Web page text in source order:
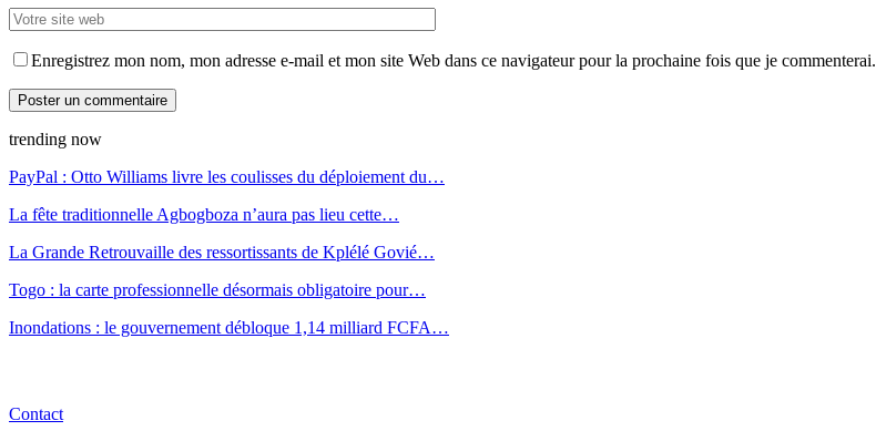
Enregistrez mon nom, mon adresse e-mail et mon site Web dans ce navigateur pour la prochaine fois que je commenterai.
trending now
PayPal : Otto Williams livre les coulisses du déploiement du…
La fête traditionnelle Agbogboza n’aura pas lieu cette…
La Grande Retrouvaille des ressortissants de Kplélé Govié…
Togo : la carte professionnelle désormais obligatoire pour…
Inondations : le gouvernement débloque 1,14 milliard FCFA…
Contact